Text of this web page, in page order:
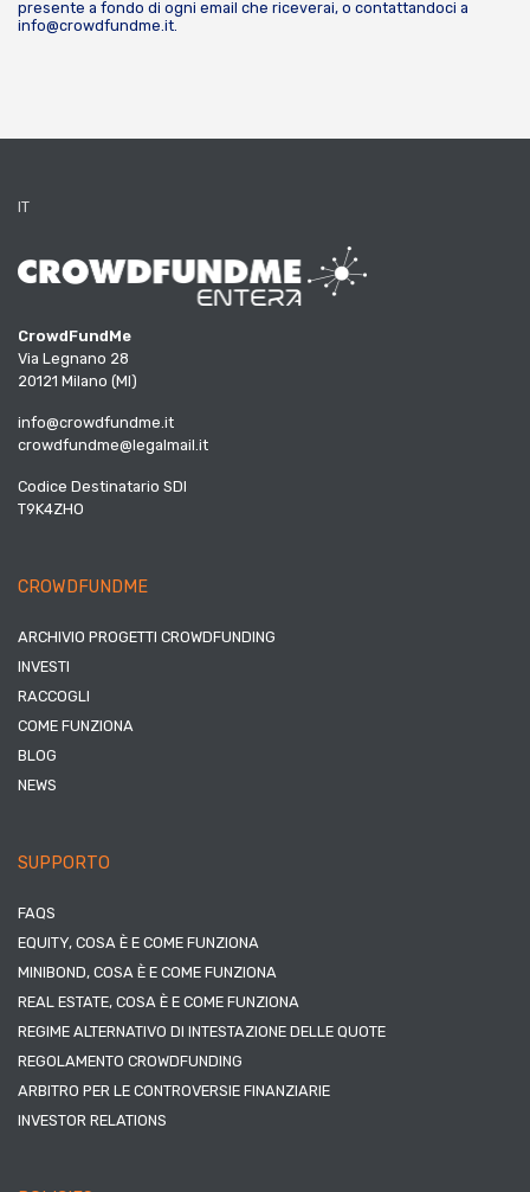
presente a fondo di ogni email che riceverai, o contattandoci a
info@crowdfundme.it.
IT
CrowdFundMe
Via Legnano 28
20121 Milano (MI)
info@crowdfundme.it
crowdfundme@legalmail.it
Codice Destinatario SDI
T9K4ZHO
CROWDFUNDME
ARCHIVIO PROGETTI CROWDFUNDING
INVESTI
RACCOGLI
COME FUNZIONA
BLOG
NEWS
SUPPORTO
FAQS
EQUITY, COSA È E COME FUNZIONA
MINIBOND, COSA È E COME FUNZIONA
REAL ESTATE, COSA È E COME FUNZIONA
REGIME ALTERNATIVO DI INTESTAZIONE DELLE QUOTE
REGOLAMENTO CROWDFUNDING
ARBITRO PER LE CONTROVERSIE FINANZIARIE
INVESTOR RELATIONS